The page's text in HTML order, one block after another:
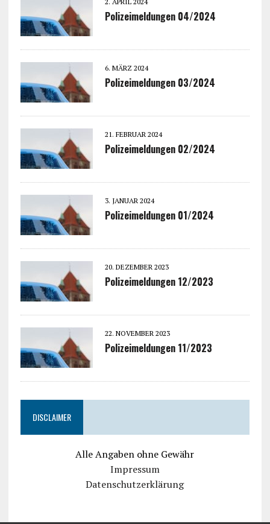
Polizeimeldungen 04/2024
6. MÄRZ 2024
Polizeimeldungen 03/2024
21. FEBRUAR 2024
Polizeimeldungen 02/2024
3. JANUAR 2024
Polizeimeldungen 01/2024
20. DEZEMBER 2023
Polizeimeldungen 12/2023
22. NOVEMBER 2023
Polizeimeldungen 11/2023
DISCLAIMER
Alle Angaben ohne Gewähr
Impressum
Datenschutzerklärung